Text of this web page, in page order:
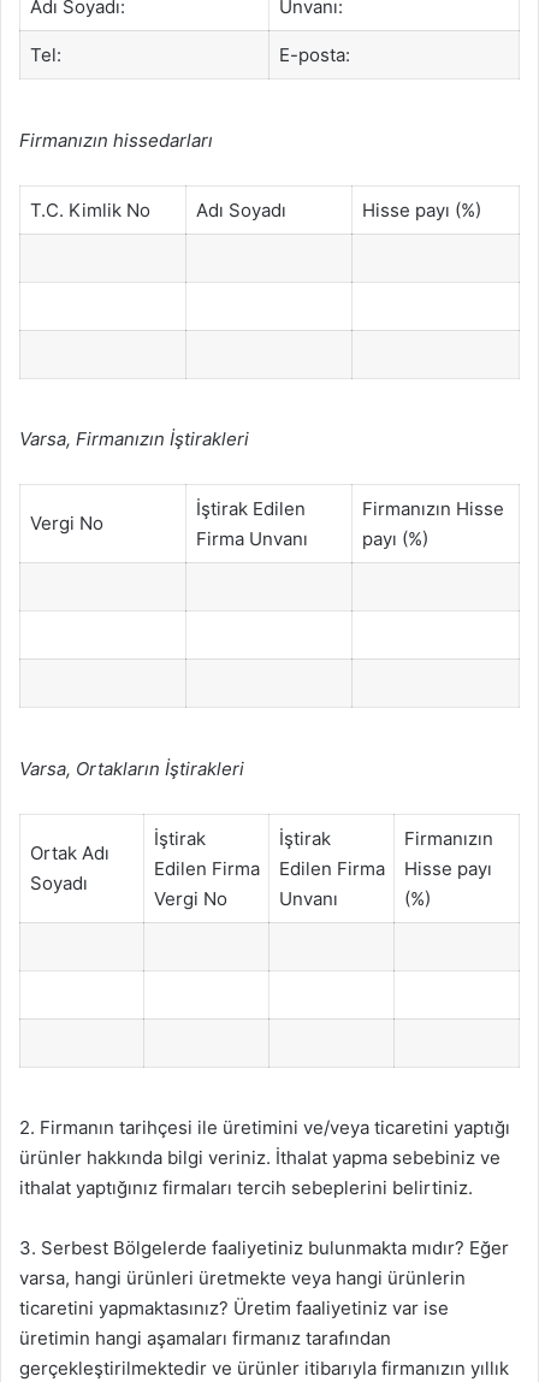
Adı Soyadı: Unvanı:
Tel: E-posta:
Firmanızın hissedarları
T.C. Kimlik No Adı Soyadı Hisse payı (%)
Varsa, Firmanızın İştirakleri
Vergi No
İştirak Edilen
Firma Unvanı
Firmanızın Hisse
payı (%)
Varsa, Ortakların İştirakleri
Ortak Adı
Soyadı
İştirak
Edilen Firma
Vergi No
İştirak
Edilen Firma
Unvanı
Firmanızın
Hisse payı
(%)
2. Firmanın tarihçesi ile üretimini ve/veya ticaretini yaptığı
ürünler hakkında bilgi veriniz. İthalat yapma sebebiniz ve
ithalat yaptığınız firmaları tercih sebeplerini belirtiniz.
3. Serbest Bölgelerde faaliyetiniz bulunmakta mıdır? Eğer
varsa, hangi ürünleri üretmekte veya hangi ürünlerin
ticaretini yapmaktasınız? Üretim faaliyetiniz var ise
üretimin hangi aşamaları firmanız tarafından
gerçekleştirilmektedir ve ürünler itibarıyla firmanızın yıllık